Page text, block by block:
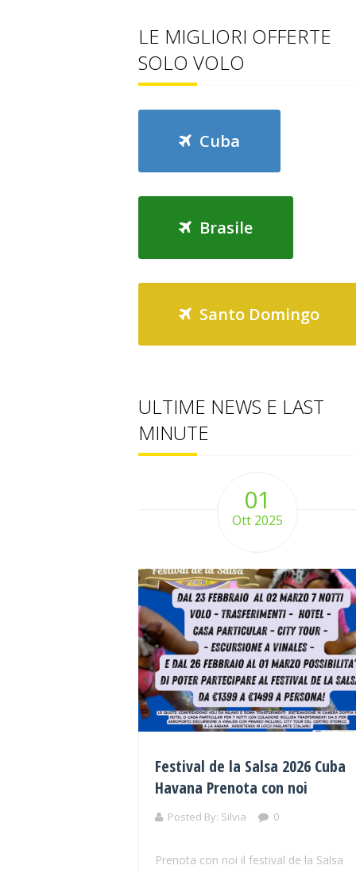
LE MIGLIORI OFFERTE
SOLO VOLO
Cuba
Brasile
Santo Domingo
ULTIME NEWS E LAST
MINUTE
01
Ott 2025
Festival de la Salsa 2026 Cuba
Havana Prenota con noi
Posted By: Silvia 0
Prenota con noi il festival de la Salsa